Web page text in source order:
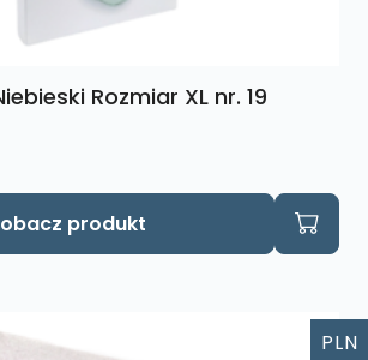
Rozmiar XL nr. 19
produkt
PLN